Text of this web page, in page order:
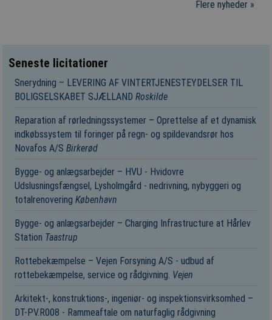
Flere nyheder »
Seneste licitationer
Snerydning – LEVERING AF VINTERTJENESTEYDELSER TIL
BOLIGSELSKABET SJÆLLANDRoskilde
Reparation af rørledningssystemer – Oprettelse af et dynamisk
indkøbssystem til foringer på regn- og spildevandsrør hos
Novafos A/SBirkerød
Bygge- og anlægsarbejder – HVU - Hvidovre
Udslusningsfængsel, Lysholmgård - nedrivning, nybyggeri og
totalrenoveringKøbenhavn
Bygge- og anlægsarbejder – Charging Infrastructure at Hårlev
Station Taastrup
Rottebekæmpelse – Vejen Forsyning A/S - udbud af
rottebekæmpelse, service og rådgivning. Vejen
Arkitekt-, konstruktions-, ingeniør- og inspektionsvirksomhed –
DT-PV.R008 - Rammeaftale om naturfaglig rådgivning